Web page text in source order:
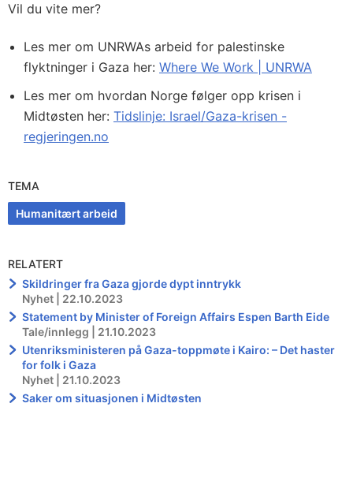
Vil du vite mer?
Les mer om UNRWAs arbeid for palestinske
flyktninger i Gaza her: Where We Work | UNRWA
Les mer om hvordan Norge følger opp krisen i
Midtøsten her: Tidslinje: Israel/Gaza-krisen -
regjeringen.no
TEMA
Humanitært arbeid
RELATERT
Skildringer fra Gaza gjorde dypt inntrykk
Nyhet | 22.10.2023
Statement by Minister of Foreign Affairs Espen Barth Eide
Tale/innlegg | 21.10.2023
Utenriksministeren på Gaza-toppmøte i Kairo: – Det haster
for folk i Gaza
Nyhet | 21.10.2023
Saker om situasjonen i Midtøsten